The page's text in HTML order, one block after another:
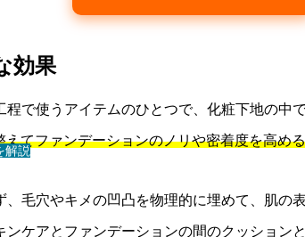
解説
効果
で使うアイテムのひとつで、化粧下地の
えてファンデーションのノリや密着度を高め
毛穴やキメの凹凸を物理的に埋めて、肌
ケアとファンデーションの間のクッション